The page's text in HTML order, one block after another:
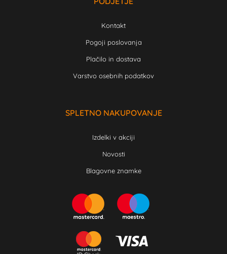
Kontakt
Pogoji poslovanja
Plačilo in dostava
Varstvo osebnih podatkov
SPLETNO NAKUPOVANJE
Izdelki v akciji
Novosti
Blagovne znamke